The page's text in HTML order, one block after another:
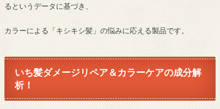
るというデータに基づき、
カラーによる「キシキシ髪」の悩みに応える製品です。
いち髪ダメージリペア＆カラーケアの成分解
析！